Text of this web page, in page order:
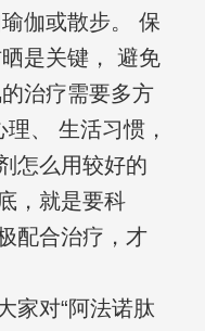
伽或散步。 保
是关键， 避免
治疗需要多方
、 生活习惯，
怎么用较好的
，就是要科
配合治疗，才
家对“阿法诺肽